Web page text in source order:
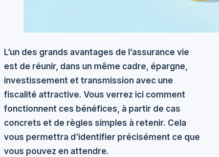
L’un des grands avantages de l’assurance vie
est de réunir, dans un même cadre, épargne,
investissement et transmission avec une
fiscalité attractive. Vous verrez ici comment
fonctionnent ces bénéfices, à partir de cas
concrets et de règles simples à retenir. Cela
vous permettra d’identifier précisément ce que
vous pouvez en attendre.